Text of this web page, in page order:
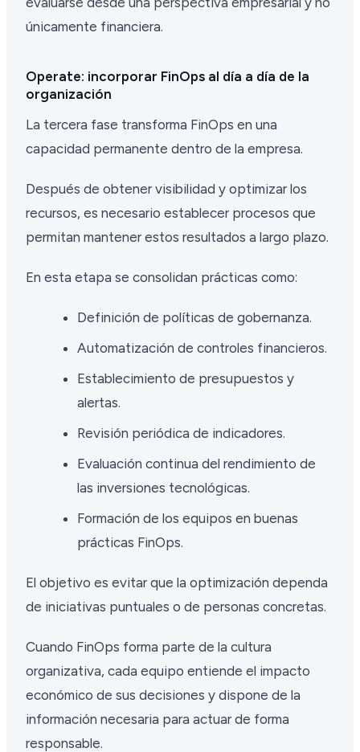
únicamente financiera.
Operate: incorporar FinOps al día a día de la
organización
La tercera fase transforma FinOps en una
capacidad permanente dentro de la empresa.
Después de obtener visibilidad y optimizar los
recursos, es necesario establecer procesos que
permitan mantener estos resultados a largo plazo.
En esta etapa se consolidan prácticas como:
Definición de políticas de gobernanza.
Automatización de controles financieros.
Establecimiento de presupuestos y
alertas.
Revisión periódica de indicadores.
Evaluación continua del rendimiento de
las inversiones tecnológicas.
Formación de los equipos en buenas
prácticas FinOps.
El objetivo es evitar que la optimización dependa
de iniciativas puntuales o de personas concretas.
Cuando FinOps forma parte de la cultura
organizativa, cada equipo entiende el impacto
económico de sus decisiones y dispone de la
información necesaria para actuar de forma
responsable.